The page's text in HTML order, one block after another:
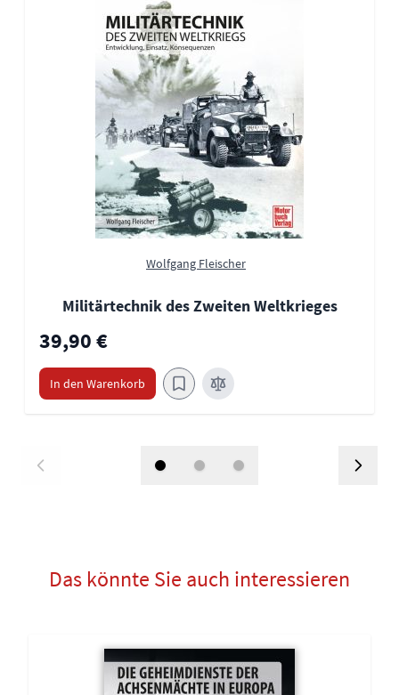
Wolfgang Fleischer
Militärtechnik des Zweiten Weltkrieges
39,90 €
In den Warenkorb
Das könnte Sie auch interessieren